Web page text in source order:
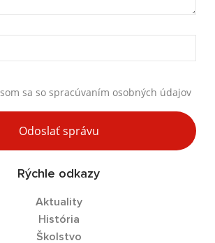
sa so spracúvaním osobných údajov
Odoslať správu
Rýchle odkazy
Aktuality
História
Školstvo